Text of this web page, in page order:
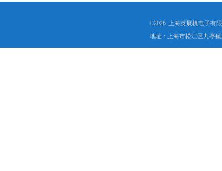
©2026 上海英展机电子有
地址：上海市松江区九亭镇